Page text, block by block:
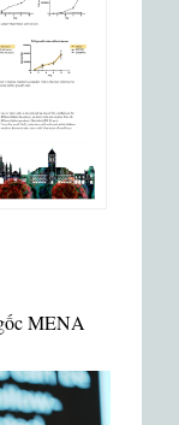
MENA